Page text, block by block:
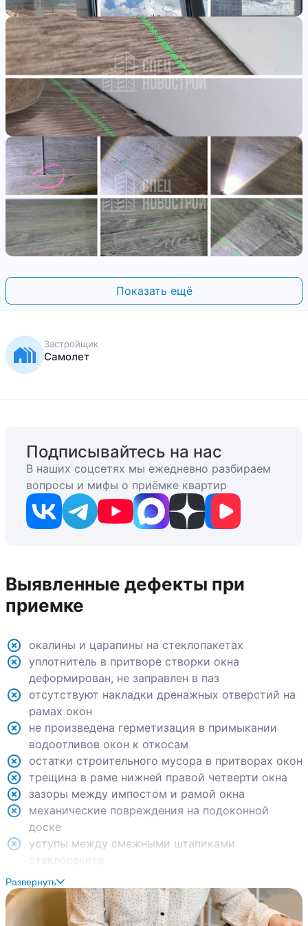
Показать ещё
Застройщик
Самолет
Подписывайтесь на нас
В наших соцсетях мы ежедневно разбираем
вопросы и мифы о приёмке квартир
Выявленные дефекты при
приемке
окалины и царапины на стеклопакетах
уплотнитель в притворе створки окна
деформирован, не заправлен в паз
отсутствуют накладки дренажных отверстий на
рамах окон
не произведена герметизация в примыкании
водоотливов окон к откосам
остатки строительного мусора в притворах окон
трещина в раме нижней правой четверти окна
зазоры между импостом и рамой окна
механические повреждения на подоконной
доске
уступы между смежными штапиками
стеклопакета
отсутствует заглушка верхней петли створки
окна
механические повреждения на внутренних
Развернуть